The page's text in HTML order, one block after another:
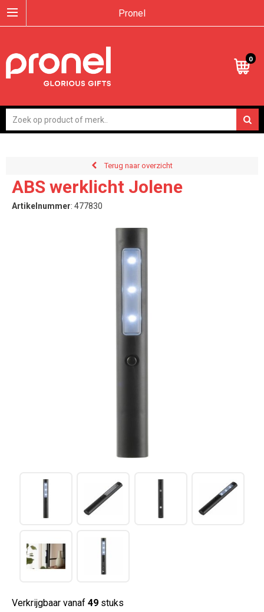
Pronel
0
Terug naar overzicht
ABS werklicht Jolene
Artikelnummer: 477830
Verkrijgbaar vanaf 49stuks